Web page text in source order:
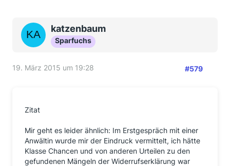
katzenbaum
Sparfuchs
19. März 2015 um 19:28 #579
Zitat
Mir geht es leider ähnlich: Im Erstgespräch mit einer
Anwältin wurde mir der Eindruck vermittelt, ich hätte
Klasse Chancen und von anderen Urteilen zu den
gefundenen Mängeln der Widerrufserklärung war